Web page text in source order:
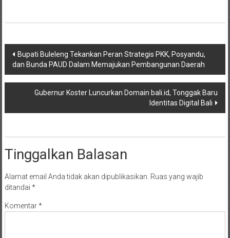
Navigasi
pos
Bupati Buleleng Tekankan Peran Strategis PKK, Posyandu,
dan Bunda PAUD Dalam Memajukan Pembangunan Daerah
Gubernur Koster Luncurkan Domain bali.id, Tonggak Baru
Identitas Digital Bali
Tinggalkan Balasan
Alamat email Anda tidak akan dipublikasikan. Ruas yang wajib
ditandai *
Komentar*